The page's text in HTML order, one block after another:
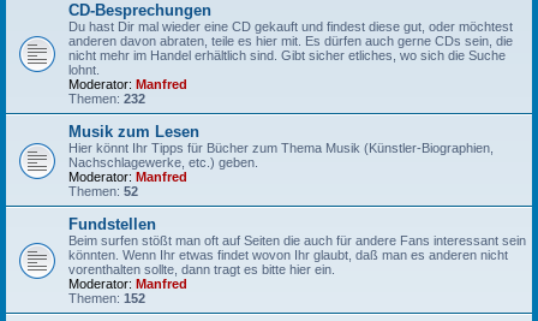
CD-Besprechungen
Du hast Dir mal wieder eine CD gekauft und findest diese gut, oder möchtest
anderen davon abraten, teile es hier mit. Es dürfen auch gerne CDs sein, die
nicht mehr im Handel erhältlich sind. Gibt sicher etliches, wo sich die Suche
lohnt.
Moderator: Manfred
Themen: 232
Musik zum Lesen
Hier könnt Ihr Tipps für Bücher zum Thema Musik (Künstler-Biographien,
Nachschlagewerke, etc.) geben.
Moderator: Manfred
Themen: 52
Fundstellen
Beim surfen stößt man oft auf Seiten die auch für andere Fans interessant sein
könnten. Wenn Ihr etwas findet wovon Ihr glaubt, daß man es anderen nicht
vorenthalten sollte, dann tragt es bitte hier ein.
Moderator: Manfred
Themen: 152